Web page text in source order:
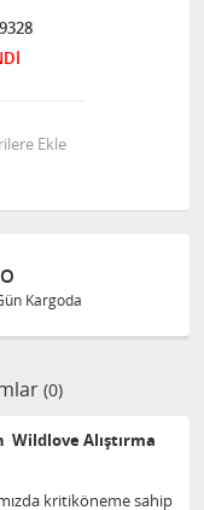
Ekle
Kargoda
(0)
Alıştırma
kritiköneme sahip